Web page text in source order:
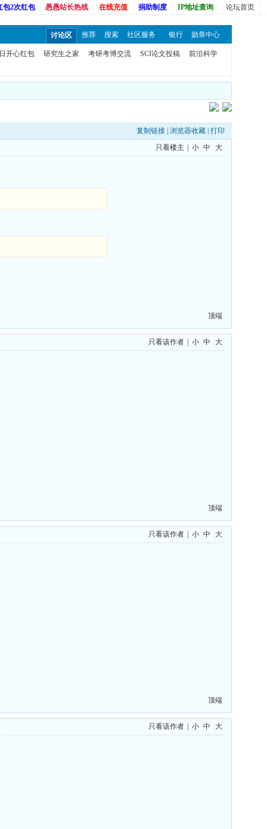
包2次红包 愚愚站长热线 在线充值 捐助制度 IP地址查询 论坛首页
讨论区 推荐 搜索 社区服务 银行 勋章中心
开心红包 研究生之家 考研考博交流 SCI论文投稿 前沿科学
复制链接| 浏览器收藏| 打印
只看楼主 小 中 大
顶端
只看该作者 小 中 大
顶端
只看该作者 小 中 大
顶端
只看该作者 小 中 大